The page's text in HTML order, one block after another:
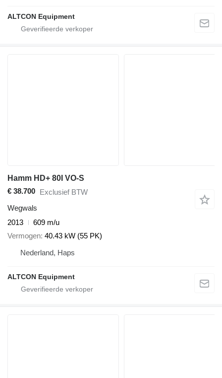
ALTCON Equipment
Hamm HD+ 80I VO-S
€ 38.700 Exclusief BTW
Wegwals
2013
609 m/u
Vermogen 40.43 kW (55 PK)
Nederland, Haps
ALTCON Equipment